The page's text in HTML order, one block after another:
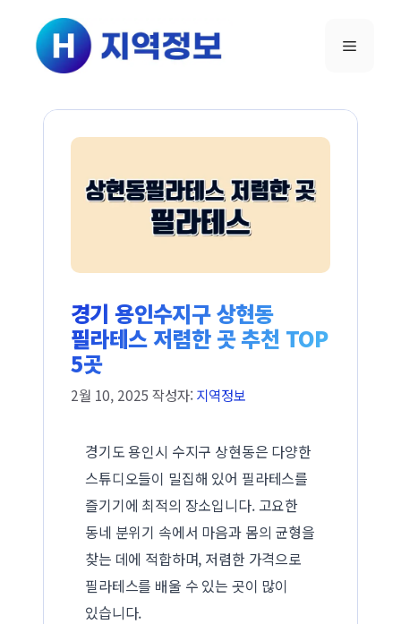
건너뛰기
메뉴
경기 용인수지구 상현동
필라테스 저렴한 곳 추천 TOP
5곳
2월 10, 2025 작성자: 지역정보
경기도 용인시 수지구 상현동은 다양한
스튜디오들이 밀집해 있어 필라테스를
즐기기에 최적의 장소입니다. 고요한
동네 분위기 속에서 마음과 몸의 균형을
찾는 데에 적합하며, 저렴한 가격으로
필라테스를 배울 수 있는 곳이 많이
있습니다.